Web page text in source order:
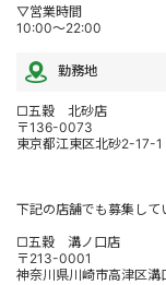
▽営業時間
10:00～22:00
勤務地
□五穀 北砂店
〒136-0073
東京都江東区北砂2-
下記の店舗でも募集して
□五穀 溝ノ口店
〒213-0001
神奈川県川崎市高津区